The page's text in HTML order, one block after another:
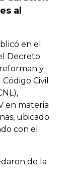
al
en el
Decreto
y
Civil
en materia
ubicado
con el
de la